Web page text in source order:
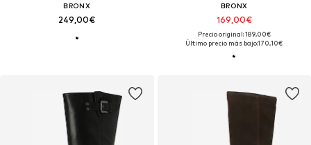
BRONX
249,00€
BRONX
169,00€
Precio original: 189,00€
Último precio más bajo:170,10€